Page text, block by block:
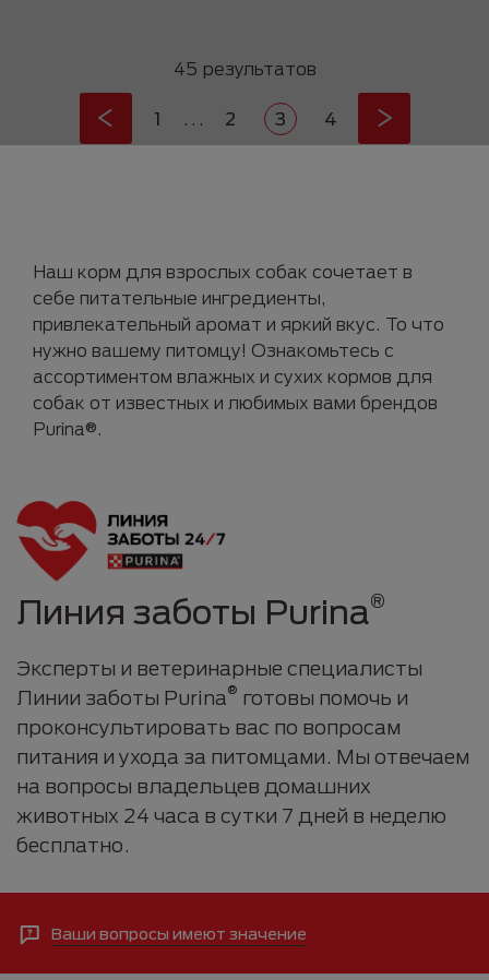
45 результатов
Pagination First page
1 Страница
2 Current page
3 Страница
4
Наш корм для взрослых собак сочетает в
себе питательные ингредиенты,
привлекательный аромат и яркий вкус. То что
нужно вашему питомцу! Ознакомьтесь с
ассортиментом влажных и сухих кормов для
собак от известных и любимых вами брендов
Purina®.
Линия заботы Purina®
Эксперты и ветеринарные специалисты
Линии заботы Purina® готовы помочь и
проконсультировать вас по вопросам
питания и ухода за питомцами. Мы отвечаем
на вопросы владельцев домашних
животных 24 часа в сутки 7 дней в неделю
бесплатно.
Ваши вопросы имеют значение